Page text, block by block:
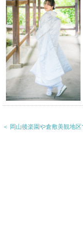
＜ 岡山後楽園や倉敷美観地